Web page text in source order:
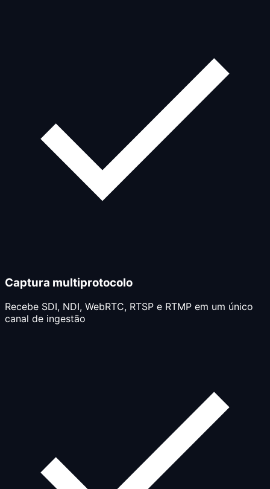
Captura multiprotocolo
Recebe SDI, NDI, WebRTC, RTSP e RTMP em um único
canal de ingestão